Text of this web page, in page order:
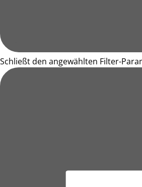
Schließt den angewählten Filter-